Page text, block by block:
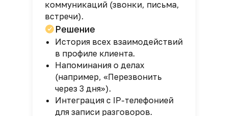
коммуникаций (звонки, письма,
встречи).
Решение
История всех взаимодействий
в профиле клиента.
Напоминания о делах
(например, «Перезвонить
через 3 дня»).
Интеграция с IP-телефонией
для записи разговоров.